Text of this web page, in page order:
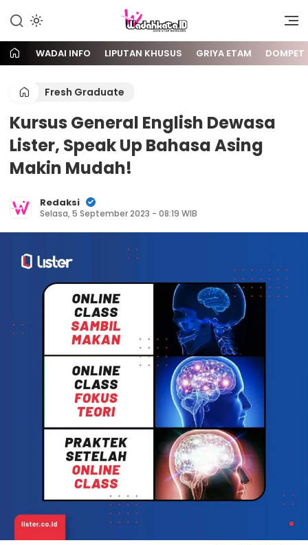
Wadai
Gaya Etam Bersuara
WADAI INFO LIPUTAN KHUSUS GRIYA ETAM DOMPET
Fresh Graduate
Kursus General English Dewasa
Lister, Speak Up Bahasa Asing
Makin Mudah!
Redaksi
Selasa, 5 September 2023 - 08:19 WIB